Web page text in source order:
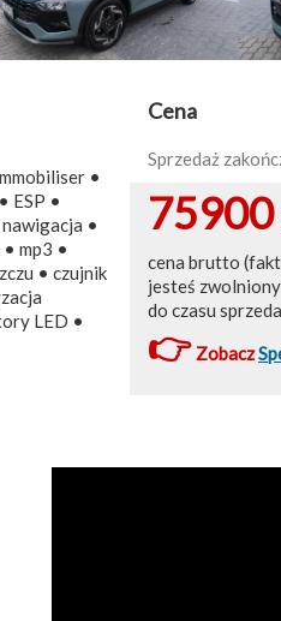
Cena
Sprzedaż
75900
cena brutto
jesteś
do czasu
👉Zobacz
•
ESP •
•
mp3 •
• czujnik
LED •